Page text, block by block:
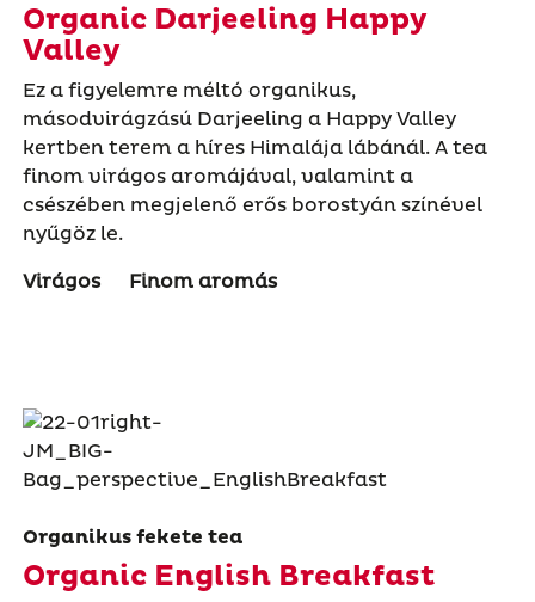
Organic Darjeeling Happy
Valley
Ez a figyelemre méltó organikus,
másodvirágzású Darjeeling a Happy Valley
kertben terem a híres Himalája lábánál. A tea
finom virágos aromájával, valamint a
csészében megjelenő erős borostyán színével
nyűgöz le.
Virágos
Finom aromás
Organikus fekete tea
Organic English Breakfast